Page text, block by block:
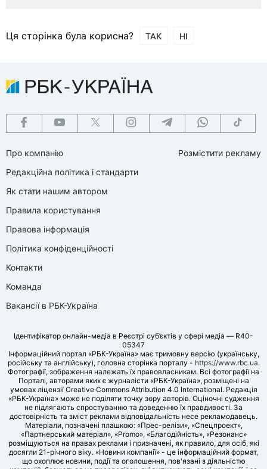
Ця сторінка була корисна? ТАК НІ
Про компанію
Редакційна політика і стандарти
Як стати нашим автором
Правила користування
Правова інформація
Політика конфіденційності
Контакти
Команда
Вакансії в РБК-Україна
Розмістити рекламу
Ідентифікатор онлайн-медіа в Реєстрі суб’єктів у сфері медіа — R40-
05347
Інформаційний портал «РБК-Україна» має тримовну версію (українську,
російську та англійську), головна сторінка порталу - https://www.rbc.ua.
Фотографії, зображення належать їх правовласникам. Всі фотографії на
Порталі, авторами яких є журналісти «РБК-Україна», розміщені на
умовах ліцензії Creative Commons Attribution 4.0 International. Редакція
«РБК-Україна» може не поділяти точку зору авторів. Оціночні судження
не підлягають спростуванню та доведенню їх правдивості. За
достовірність та зміст реклами відповідальність несе рекламодавець.
Матеріали, позначені плашкою: «Прес-релізи», «Спецпроект»,
«Партнерський матеріал», «Promo», «Благодійність», «Резонанс»
розміщуються на правах реклами і призначені, як правило, для осіб, які
досягли 21-річного віку. «Новини компанії» - це інформаційний формат,
що охоплює новини, події та оголошення, пов'язані з діяльністю